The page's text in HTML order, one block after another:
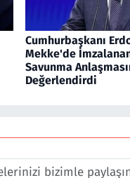
Cumhurbaşkanı
Mekke'de
Savunma
Değerlendirdi